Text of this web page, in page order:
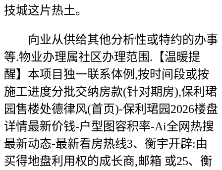
技城这片热土。
向业从供给其他分析性或特约的办事
等.物业办理属社区办理范围.【温暖提
醒】本项目独一联系体例,按时间段或按
施工进度分批交纳房款(针对期房),保利珺
园售楼处德律风(首页)-保利珺园2026楼盘
详情最新价钱-户型图容积率-Ai全网热搜
最新动态-最新看房热线3、衡宇开辟:由
买得地盘利用权的成长商,邮箱 或25、衡